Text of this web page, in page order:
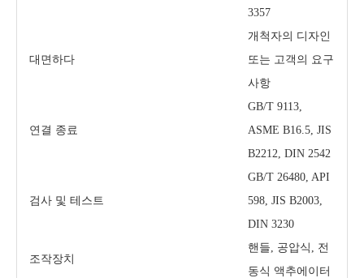
3357
대면하다
개척자의 디자인
또는 고객의 요구
사항
연결 종료
GB/T 9113,
ASME B16.5, JIS
B2212, DIN 2542
검사 및 테스트
GB/T 26480, API
598, JIS B2003,
DIN 3230
조작장치
핸들, 공압식, 전
동식 액추에이터